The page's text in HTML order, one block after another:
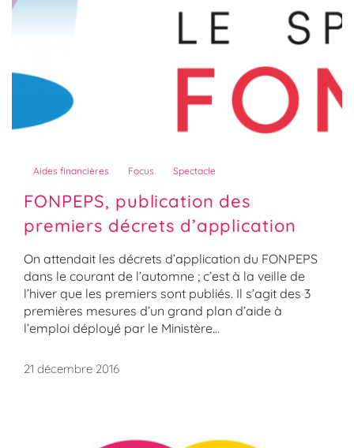
Aides financières Focus Spectacle
FONPEPS, publication des
premiers décrets d’application
On attendait les décrets d’application du FONPEPS
dans le courant de l’automne ; c’est à la veille de
l’hiver que les premiers sont publiés. Il s’agit des 3
premières mesures d’un grand plan d’aide à
l’emploi déployé par le Ministère...
21 décembre 2016